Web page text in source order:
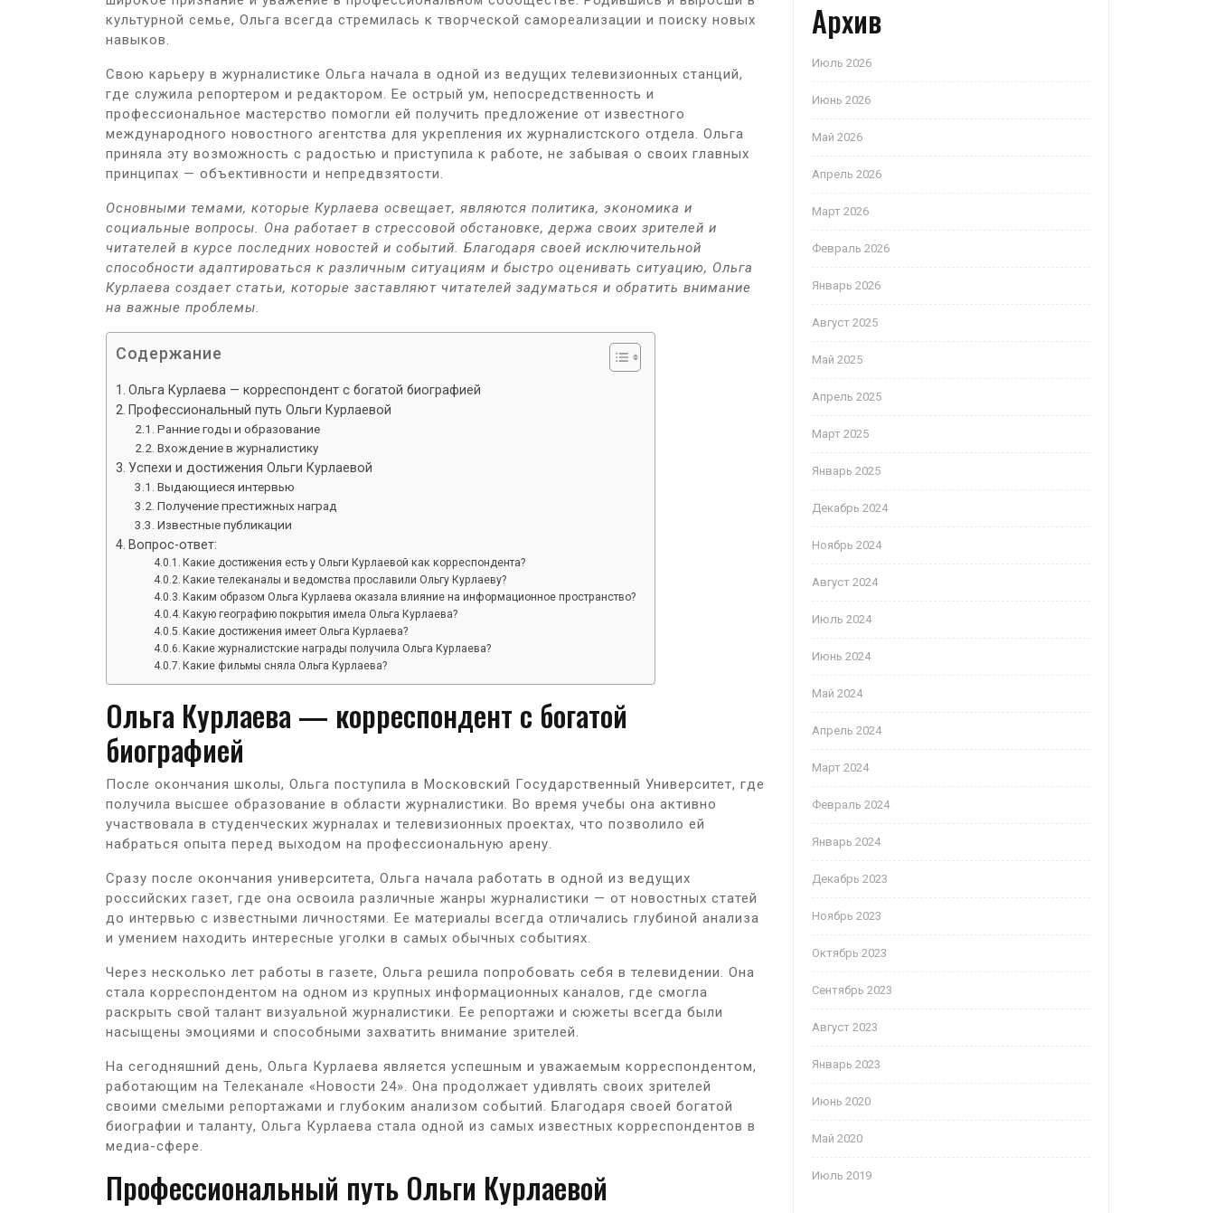
культурной семье, Ольга всегда стремилась к творческой самореализации и поиску новых
навыков.
Свою карьеру в журналистике Ольга начала в одной из ведущих телевизионных станций,
где служила репортером и редактором. Ее острый ум, непосредственность и
профессиональное мастерство помогли ей получить предложение от известного
международного новостного агентства для укрепления их журналистского отдела. Ольга
приняла эту возможность с радостью и приступила к работе, не забывая о своих главных
принципах — объективности и непредвзятости.
Основными темами, которые Курлаева освещает, являются политика, экономика и
социальные вопросы. Она работает в стрессовой обстановке, держа своих зрителей и
читателей в курсе последних новостей и событий. Благодаря своей исключительной
способности адаптироваться к различным ситуациям и быстро оценивать ситуацию, Ольга
Курлаева создает статьи, которые заставляют читателей задуматься и обратить внимание
на важные проблемы.
Содержание
Ольга Курлаева — корреспондент с богатой биографией
Профессиональный путь Ольги Курлаевой
Ранние годы и образование
Вхождение в журналистику
Успехи и достижения Ольги Курлаевой
Выдающиеся интервью
Получение престижных наград
Известные публикации
Вопрос-ответ:
Какие достижения есть у Ольги Курлаевой как корреспондента?
Какие телеканалы и ведомства прославили Ольгу Курлаеву?
Каким образом Ольга Курлаева оказала влияние на информационное пространство?
Какую географию покрытия имела Ольга Курлаева?
Какие достижения имеет Ольга Курлаева?
Какие журналистские награды получила Ольга Курлаева?
Какие фильмы сняла Ольга Курлаева?
Ольга Курлаева — корреспондент с богатой
биографией
После окончания школы, Ольга поступила в Московский Государственный Университет, где
получила высшее образование в области журналистики. Во время учебы она активно
участвовала в студенческих журналах и телевизионных проектах, что позволило ей
набраться опыта перед выходом на профессиональную арену.
Сразу после окончания университета, Ольга начала работать в одной из ведущих
российских газет, где она освоила различные жанры журналистики — от новостных статей
до интервью с известными личностями. Ее материалы всегда отличались глубиной анализа
и умением находить интересные уголки в самых обычных событиях.
Через несколько лет работы в газете, Ольга решила попробовать себя в телевидении. Она
стала корреспондентом на одном из крупных информационных каналов, где смогла
раскрыть свой талант визуальной журналистики. Ее репортажи и сюжеты всегда были
насыщены эмоциями и способными захватить внимание зрителей.
На сегодняшний день, Ольга Курлаева является успешным и уважаемым корреспондентом,
работающим на Телеканале «Новости 24». Она продолжает удивлять своих зрителей
своими смелыми репортажами и глубоким анализом событий. Благодаря своей богатой
биографии и таланту, Ольга Курлаева стала одной из самых известных корреспондентов в
медиа-сфере.
Профессиональный путь Ольги Курлаевой
Архив
Июль 2026
Июнь 2026
Май 2026
Апрель 2026
Март 2026
Февраль 2026
Январь 2026
Август 2025
Май 2025
Апрель 2025
Март 2025
Январь 2025
Декабрь 2024
Ноябрь 2024
Август 2024
Июль 2024
Июнь 2024
Май 2024
Апрель 2024
Март 2024
Февраль 2024
Январь 2024
Декабрь 2023
Ноябрь 2023
Октябрь 2023
Сентябрь 2023
Август 2023
Январь 2023
Июнь 2020
Май 2020
Июль 2019